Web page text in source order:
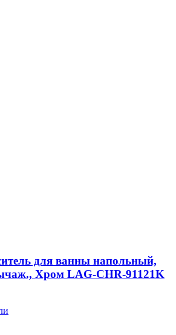
для ванны напольный,
Хром LAG-CHR-91121K